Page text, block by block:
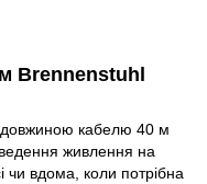
Brennenstuhl
довжиною кабелю 40 м
живлення на
чи вдома, коли потрібна